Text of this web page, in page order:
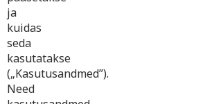
ja
kuidas
seda
kasutatakse
(„Kasutusandmed”).
Need